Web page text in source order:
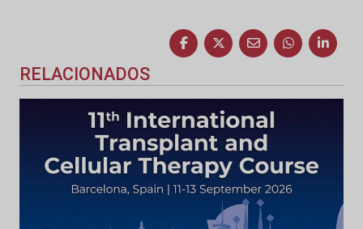
RELACIONADOS